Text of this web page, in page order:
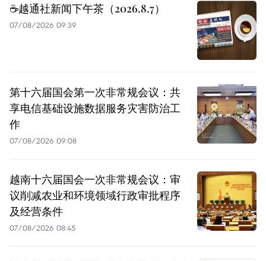
☕️越通社新闻下午茶（2026.8.7）
07/08/2026 09:39
第十六届国会第一次非常规会议：共
享电信基础设施数据服务灾害防治工
作
07/08/2026 09:08
越南十六届国会一次非常规会议：审
议削减农业和环境领域行政审批程序
及经营条件
07/08/2026 08:45